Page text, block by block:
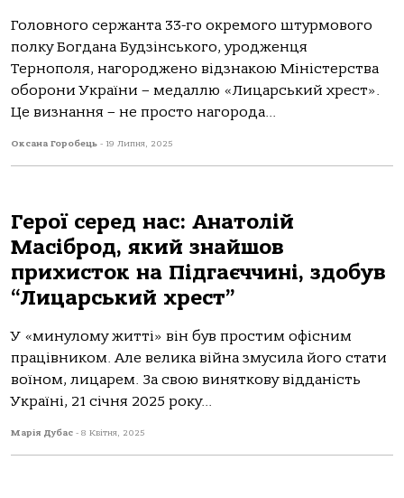
Головного сержанта 33-го окремого штурмового
полку Богдана Будзінського, уродженця
Тернополя, нагороджено відзнакою Міністерства
оборони України – медаллю «Лицарський хрест».
Це визнання – не просто нагорода...
Оксана Горобець - 19 Липня, 2025
Герої серед нас: Анатолій
Масіброд, який знайшов
прихисток на Підгаєччині, здобув
“Лицарський хрест”
У «минулому житті» він був простим офісним
працівником. Але велика війна змусила його стати
воїном, лицарем. За свою виняткову відданість
Україні, 21 січня 2025 року...
Марія Дубас - 8 Квітня, 2025